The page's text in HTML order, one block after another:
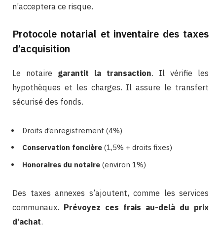
n’acceptera ce risque.
Protocole notarial et inventaire des taxes
d’acquisition
Le notaire garantit la transaction. Il vérifie les
hypothèques et les charges. Il assure le transfert
sécurisé des fonds.
Droits d’enregistrement (4%)
Conservation foncière (1,5% + droits fixes)
Honoraires du notaire (environ 1%)
Des taxes annexes s’ajoutent, comme les services
communaux. Prévoyez ces frais au-delà du prix
d’achat.